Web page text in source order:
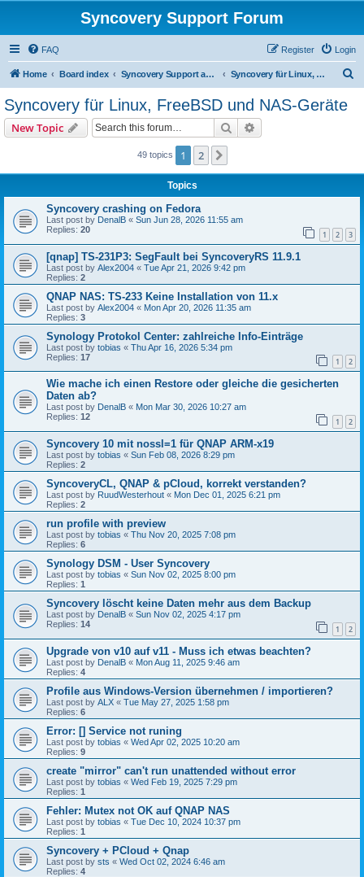
Syncovery Support Forum
FAQ Login
Register
Home Board index Syncovery Support auf Deutsch (German) Syncovery für Linux, FreeBSD und NAS-Geräte
Syncovery für Linux, FreeBSD und NAS-Geräte
New Topic Search
49 topics 1 2
Topics
Syncovery crashing on Fedora
Last post by DenalB « Sun Jun 28, 2026 11:55 am
Replies: 20 1 2 3
[qnap] TS-231P3: SegFault bei SyncoveryRS 11.9.1
Last post by Alex2004 « Tue Apr 21, 2026 9:42 pm
Replies: 2
QNAP NAS: TS-233 Keine Installation von 11.x
Last post by Alex2004 « Mon Apr 20, 2026 11:35 am
Replies: 3
Synology Protokol Center: zahlreiche Info-Einträge
Last post by tobias « Thu Apr 16, 2026 5:34 pm
Replies: 17 1 2
Wie mache ich einen Restore oder gleiche die gesicherten
Daten ab?
Last post by DenalB « Mon Mar 30, 2026 10:27 am
Replies: 12 1 2
Syncovery 10 mit nossl=1 für QNAP ARM-x19
Last post by tobias « Sun Feb 08, 2026 8:29 pm
Replies: 2
SyncoveryCL, QNAP & pCloud, korrekt verstanden?
Last post by RuudWesterhout « Mon Dec 01, 2025 6:21 pm
Replies: 2
run profile with preview
Last post by tobias « Thu Nov 20, 2025 7:08 pm
Replies: 6
Synology DSM - User Syncovery
Last post by tobias « Sun Nov 02, 2025 8:00 pm
Replies: 1
Syncovery löscht keine Daten mehr aus dem Backup
Last post by DenalB « Sun Nov 02, 2025 4:17 pm
Replies: 14 1 2
Upgrade von v10 auf v11 - Muss ich etwas beachten?
Last post by DenalB « Mon Aug 11, 2025 9:46 am
Replies: 4
Profile aus Windows-Version übernehmen / importieren?
Last post by ALX « Tue May 27, 2025 1:58 pm
Replies: 6
Error: [] Service not runing
Last post by tobias « Wed Apr 02, 2025 10:20 am
Replies: 9
create "mirror" can't run unattended without error
Last post by tobias « Wed Feb 19, 2025 7:29 pm
Replies: 1
Fehler: Mutex not OK auf QNAP NAS
Last post by tobias « Tue Dec 10, 2024 10:37 pm
Replies: 1
Syncovery + PCloud + Qnap
Last post by sts « Wed Oct 02, 2024 6:46 am
Replies: 4